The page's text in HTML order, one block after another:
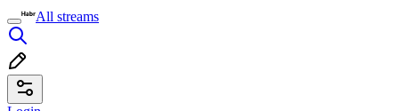
All streams